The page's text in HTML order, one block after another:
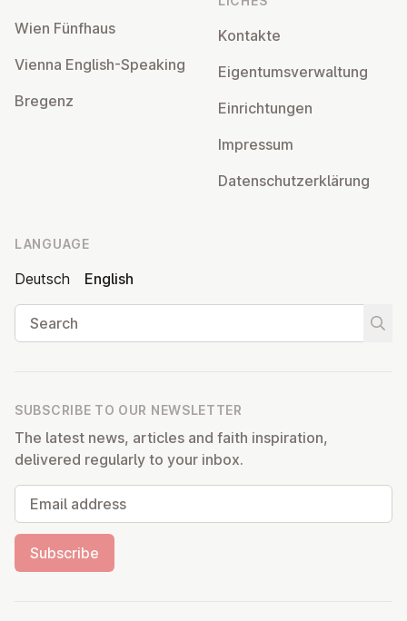
Wien Fünfhaus
Vienna English-Speaking
Bregenz
Kontakte
Ei­gentums­ver­wal­tung
Ein­rich­tun­gen
Impressum
Datens­chutzerklärung
LANGUAGE
Deutsch
English
Search
SUBSCRIBE TO OUR NEWSLETTER
The latest news, articles and faith inspiration,
delivered regularly to your inbox.
Email address
Subscribe